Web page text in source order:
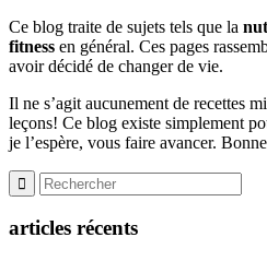
Ce blog traite de sujets tels que la
fitness en général. Ces pages
avoir décidé de changer de vie.
Il ne s’agit aucunement de recettes
leçons! Ce blog existe simplement
je l’espère, vous faire avancer.
articles récents